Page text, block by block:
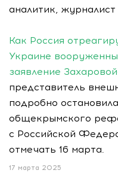
аналитик,
Как Россия
Украине
заявление Захаровой
представитель
подробно
общекрымского
с Российской
отмечать 16 марта.
17 марта 2025